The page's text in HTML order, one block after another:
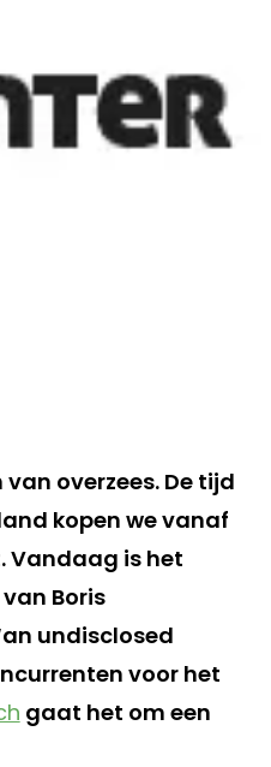
overzees. De tijd
kopen we vanaf
Vandaag is het
Boris
undisclosed
voor het
gaat het om een